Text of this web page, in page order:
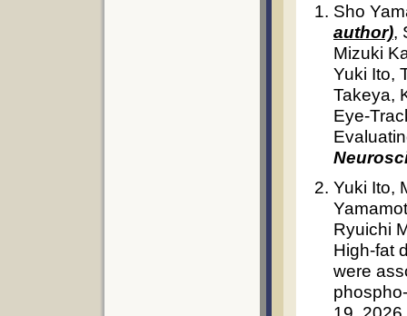
Sho
author),
Mizuki
Yuki Ito,
Takeya,
Eye-
Yuki Ito,
Ryuichi
High-fat
were